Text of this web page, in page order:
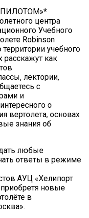
ПИЛОТОМ»*
центра
Учебного
Robinson
учебного
расскажут как
лектории,
с
и
о
вертолета, основах
знания об
любые
ответы в режиме
АУЦ «Хелипорт
новые
в